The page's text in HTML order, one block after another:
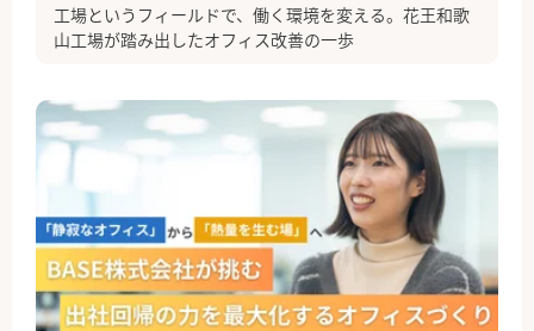
工場というフィールドで、働く環境を変える。花王和歌
山工場が踏み出したオフィス改善の一歩